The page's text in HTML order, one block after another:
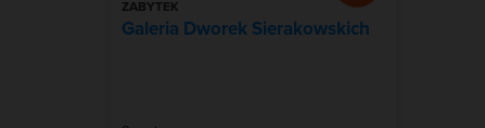
ZABYTEK
Galeria Dworek Sierakowskich